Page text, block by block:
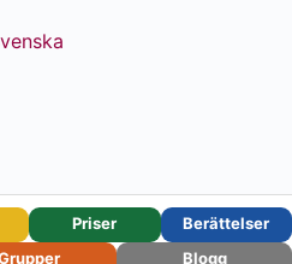
Priser
Berättelser
Blogg